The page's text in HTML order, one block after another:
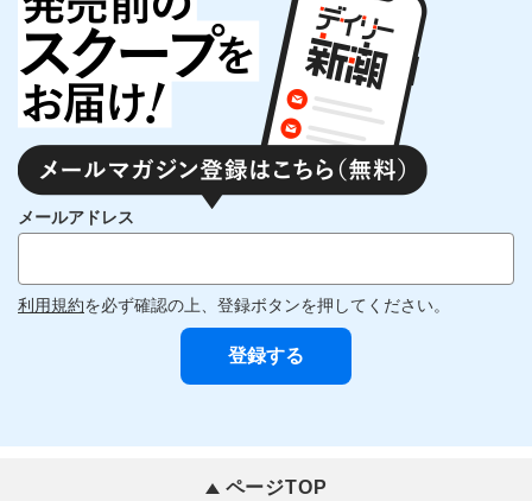
メールアドレス
利用規約を必ず確認の上、登録ボタンを押してください。
ページTOP